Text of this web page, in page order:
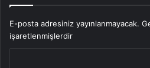
E-posta adresiniz yayınlanmayacak.
işaretlenmişlerdir